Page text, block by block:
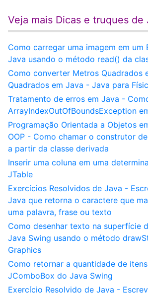
Veja mais Dicas e truques de
Como carregar uma imagem em um
Java usando o método read() da
Como converter Metros Quadrados
Quadrados em Java - Java para
Tratamento de erros em Java -
ArrayIndexOutOfBoundsException
Programação Orientada a Objetos
OOP - Como chamar o construtor
a partir da classe derivada
Inserir uma coluna em uma
JTable
Exercícios Resolvidos de Java -
Java que retorna o caractere que
uma palavra, frase ou texto
Como desenhar texto na superfície
Java Swing usando o método
Graphics
Como retornar a quantidade de
JComboBox do Java Swing
Exercício Resolvido de Java -